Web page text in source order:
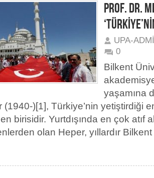
PROF. DR.
UPA-
0
Bilkent
yaşamına
(1940-)[1], Türkiye’nin yetiştirdiği
birisidir. Yurtdışında en çok atıf
olan Heper, yıllardır